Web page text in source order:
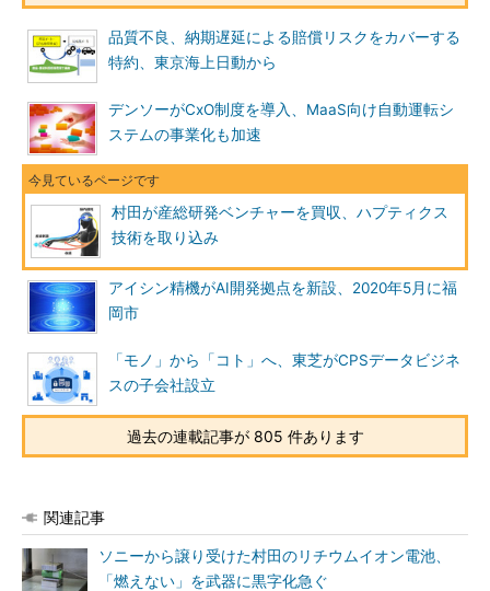
品質不良、納期遅延による賠償リスクをカバーする
特約、東京海上日動から
デンソーがCxO制度を導入、MaaS向け自動運転シ
ステムの事業化も加速
村田が産総研発ベンチャーを買収、ハプティクス
技術を取り込み
アイシン精機がAI開発拠点を新設、2020年5月に福
岡市
「モノ」から「コト」へ、東芝がCPSデータビジネ
スの子会社設立
過去の連載記事が 805 件あります
関連記事
ソニーから譲り受けた村田のリチウムイオン電池、
「燃えない」を武器に黒字化急ぐ